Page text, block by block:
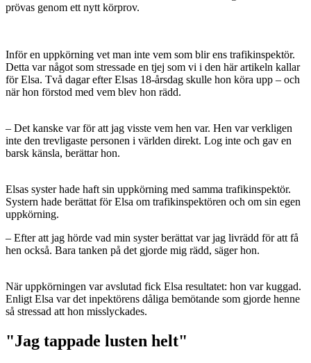
prövas genom ett nytt körprov.
Inför en uppkörning vet man inte vem som blir ens trafikinspektör.
Detta var något som stressade en tjej som vi i den här artikeln kallar
för Elsa. Två dagar efter Elsas 18-årsdag skulle hon köra upp – och
när hon förstod med vem blev hon rädd.
– Det kanske var för att jag visste vem hen var. Hen var verkligen
inte den trevligaste personen i världen direkt. Log inte och gav en
barsk känsla, berättar hon.
Elsas syster hade haft sin uppkörning med samma trafikinspektör.
Systern hade berättat för Elsa om trafikinspektören och om sin egen
uppkörning.
– Efter att jag hörde vad min syster berättat var jag livrädd för att få
hen också. Bara tanken på det gjorde mig rädd, säger hon.
När uppkörningen var avslutad fick Elsa resultatet: hon var kuggad.
Enligt Elsa var det inpektörens dåliga bemötande som gjorde henne
så stressad att hon misslyckades.
"Jag tappade lusten helt"